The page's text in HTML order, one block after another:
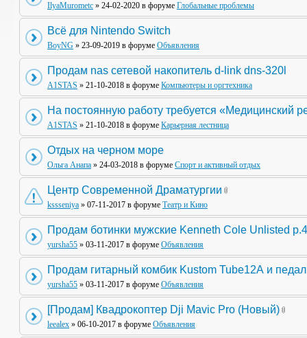
IlyaMurometc » 24-02-2020 в форуме Глобальные проблемы
Всё для Nintendo Switch
BoyNG » 23-09-2019 в форуме Объявления
Продам nas сетевой накопитель d-link dns-320l
A1STAS » 21-10-2018 в форуме Компьютеры и оргтехника
На постоянную работу требуется «Медицинский
A1STAS » 21-10-2018 в форуме Карьерная лестница
Отдых на черном море
Ольга Анапа » 24-03-2018 в форуме Спорт и активный отдых
Центр Современной Драматургии
kssseniya » 07-11-2017 в форуме Театр и Кино
Продам ботинки мужские Kenneth Cole Unlisted
yursha55 » 03-11-2017 в форуме Объявления
Продам гитарный комбик Kustom Tube12А и
yursha55 » 03-11-2017 в форуме Объявления
[Продам] Квадрокоптер Dji Mavic Pro (Новый)
leealex » 06-10-2017 в форуме Объявления